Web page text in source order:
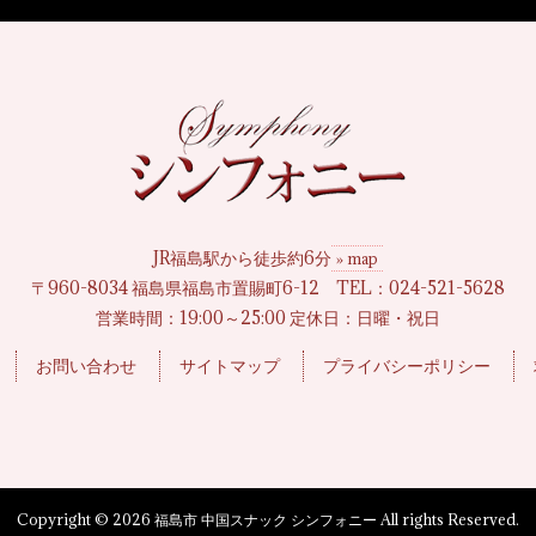
JR福島駅から徒歩約6分 » map
〒960-8034 福島県福島市置賜町6-12 TEL： 024-521-5628
営業時間：19:00～25:00 定休日：日曜・祝日
お問い合わせ サイトマップ プライバシーポリシー
Copyright © 2026 福島市 中国スナック シンフォニー All rights Reserved.